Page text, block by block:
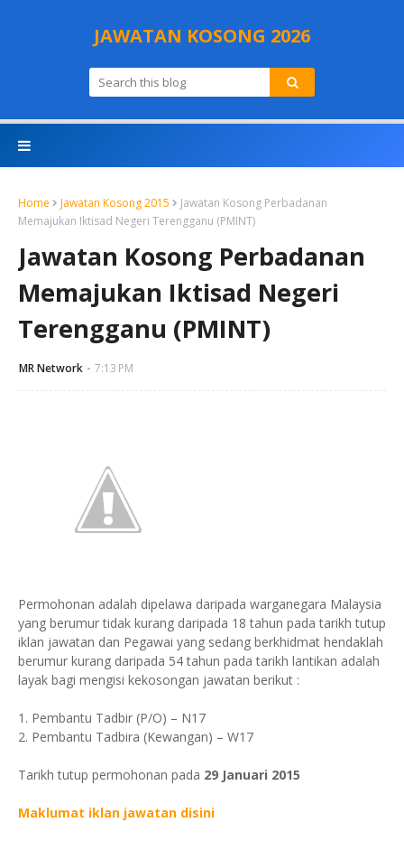
JAWATAN KOSONG 2026
Home Jawatan Kosong 2015
Jawatan Kosong Perbadanan
Memajukan Iktisad Negeri Terengganu (PMINT)
Jawatan Kosong Perbadanan
Memajukan Iktisad Negeri
Terengganu (PMINT)
MR Network 7:13 PM
Permohonan adalah dipelawa daripada warganegara Malaysia
yang berumur tidak kurang daripada 18 tahun pada tarikh tutup
iklan jawatan dan Pegawai yang sedang berkhidmat hendaklah
berumur kurang daripada 54 tahun pada tarikh lantikan adalah
layak bagi mengisi kekosongan jawatan berikut :
1. Pembantu Tadbir (P/O) – N17
2. Pembantu Tadbira (Kewangan) – W17
Tarikh tutup permohonan pada 29 Januari 2015
Maklumat iklan jawatan disini